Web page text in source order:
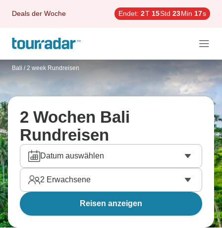
Deals der Woche Endet: 2T 15Std 23Min 16s
Bali / 2 week Rundreisen
2 Wochen Bali
Rundreisen
Datum auswählen
2 Erwachsene
Reisen anzeigen